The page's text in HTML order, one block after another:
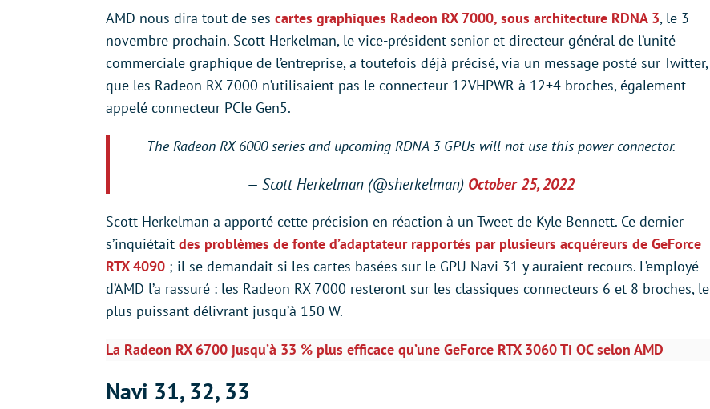
AMD nous dira tout de ses cartes graphiques Radeon RX 7000, sous architecture RDNA 3, le 3
novembre prochain. Scott Herkelman, le vice-président senior et directeur général de l’unité
commerciale graphique de l’entreprise, a toutefois déjà précisé, via un message posté sur Twitter,
que les Radeon RX 7000 n’utilisaient pas le connecteur 12VHPWR à 12+4 broches, également
appelé connecteur PCIe Gen5.
The Radeon RX 6000 series and upcoming RDNA 3 GPUs will not use this power connector.
— Scott Herkelman (@sherkelman) October 25, 2022
Scott Herkelman a apporté cette précision en réaction à un Tweet de Kyle Bennett. Ce dernier
s’inquiétait des problèmes de fonte d’adaptateur rapportés par plusieurs acquéreurs de GeForce
RTX 4090 ; il se demandait si les cartes basées sur le GPU Navi 31 y auraient recours. L’employé
d’AMD l’a rassuré : les Radeon RX 7000 resteront sur les classiques connecteurs 6 et 8 broches, le
plus puissant délivrant jusqu’à 150 W.
La Radeon RX 6700 jusqu’à 33 % plus efficace qu’une GeForce RTX 3060 Ti OC selon AMD
Navi 31, 32, 33